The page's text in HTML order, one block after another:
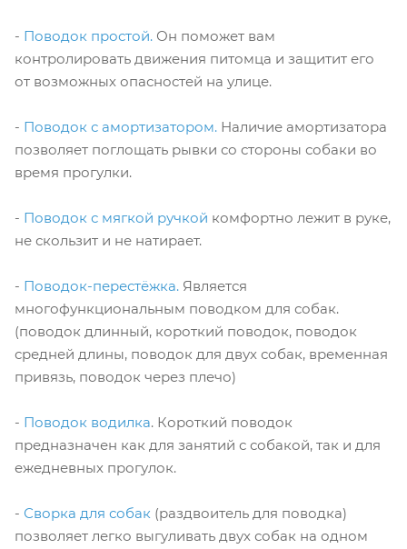
- Поводок простой. Он поможет вам
контролировать движения питомца и защитит его
от возможных опасностей на улице.
- Поводок с амортизатором. Наличие амортизатора
позволяет поглощать рывки со стороны собаки во
время прогулки.
- Поводок с мягкой ручкой комфортно лежит в руке,
не скользит и не натирает.
- Поводок-перестёжка. Является
многофункциональным поводком для собак.
(поводок длинный, короткий поводок, поводок
средней длины, поводок для двух собак, временная
привязь, поводок через плечо)
- Поводок водилка. Короткий поводок
предназначен как для занятий с собакой, так и для
ежедневных прогулок.
- Сворка для собак (раздвоитель для поводка)
позволяет легко выгуливать двух собак на одном